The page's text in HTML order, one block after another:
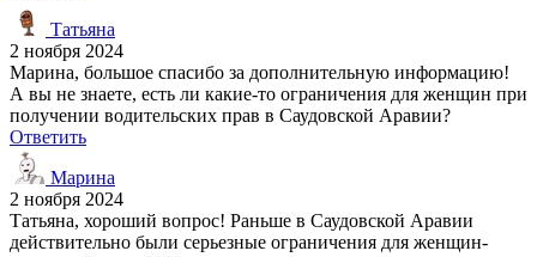
Татьяна
2 ноября 2024
Марина, большое спасибо за дополнительную информацию!
А вы не знаете, есть ли какие-то ограничения для женщин при
получении водительских прав в Саудовской Аравии?
Ответить
Марина
2 ноября 2024
Татьяна, хороший вопрос! Раньше в Саудовской Аравии
действительно были серьезные ограничения для женщин-